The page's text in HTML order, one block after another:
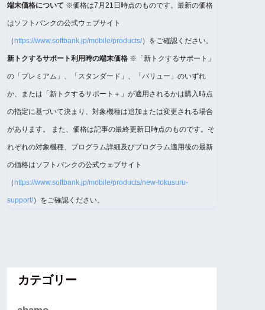
端末価格について ※価格は7月21日時点のものです。最新の価格
はソフトバンクの公式ウェブサイト
（https://www.softbank.jp/mobile/products/）をご確認ください。
新トクするサポート利用時の端末価格 ※「新トクするサポート」
の「プレミアム」、「スタンダード」、「バリュー」のいずれ
か、または「新トクするサポート＋」が適用されるかは購入時点
の指定に基づいて決まり、対象機種は追加または変更される場合
があります。 また、価格は記事の最終更新日時点のものです。そ
れぞれの対象機種、プログラム詳細及びプログラム適用後の最新
の価格はソフトバンクの公式ウェブサイト
（https://www.softbank.jp/mobile/products/new-tokusuru-
support/）をご確認ください。
カテゴリー